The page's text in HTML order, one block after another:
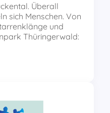
Überall
sich Menschen. Von
und
Thüringerwald: